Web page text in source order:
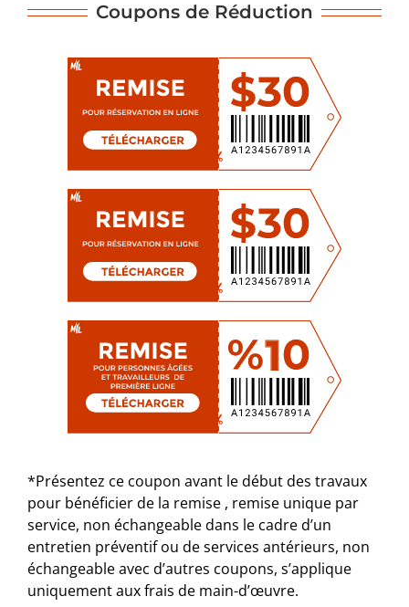
Coupons de Réduction
*Présentez ce coupon avant le début des travaux
pour bénéficier de la remise , remise unique par
service, non échangeable dans le cadre d’un
entretien préventif ou de services antérieurs, non
échangeable avec d’autres coupons, s’applique
uniquement aux frais de main-d’œuvre.